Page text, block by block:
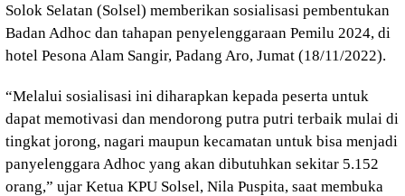
Solok Selatan (Solsel) memberikan sosialisasi pembentukan
Badan Adhoc dan tahapan penyelenggaraan Pemilu 2024, di
hotel Pesona Alam Sangir, Padang Aro, Jumat (18/11/2022).
“Melalui sosialisasi ini diharapkan kepada peserta untuk
dapat memotivasi dan mendorong putra putri terbaik mulai di
tingkat jorong, nagari maupun kecamatan untuk bisa menjadi
panyelenggara Adhoc yang akan dibutuhkan sekitar 5.152
orang,” ujar Ketua KPU Solsel, Nila Puspita, saat membuka